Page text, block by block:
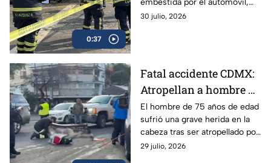
0:37
embestida por el automóvil,
proyectándola contra un árbol
30 julio, 2026
Fatal accidente CDMX:
Atropellan a hombre de
la tercera edad al
intentar cruzar la calle
en Benito Juárez; el
conductor fue detenido
El hombre de 75 años de edad
sufrió una grave herida en la
cabeza tras ser atropellado por
una camioneta; fue trasladado
29 julio, 2026